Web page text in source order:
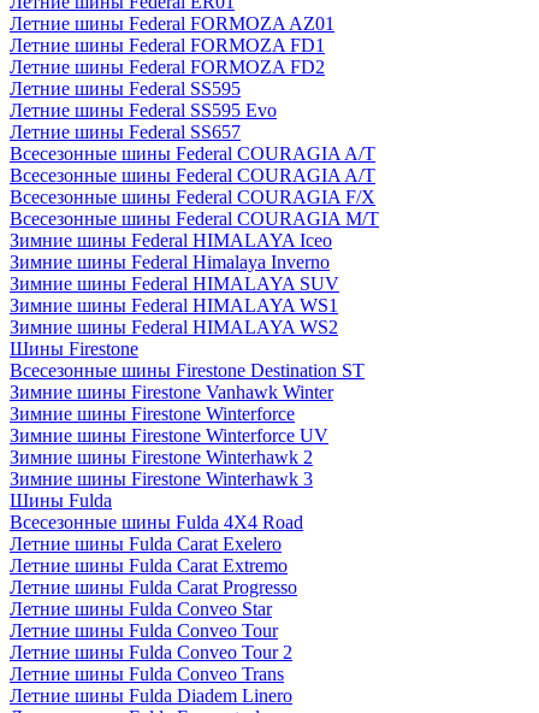
Летние шины Federal FORMOZA AZ01
Летние шины Federal FORMOZA FD1
Летние шины Federal FORMOZA FD2
Летние шины Federal SS595
Летние шины Federal SS595 Evo
Летние шины Federal SS657
Всесезонные шины Federal COURAGIA A/T
Всесезонные шины Federal COURAGIA A/T
Всесезонные шины Federal COURAGIA F/X
Всесезонные шины Federal COURAGIA M/T
Зимние шины Federal HIMALAYA Iceo
Зимние шины Federal Himalaya Inverno
Зимние шины Federal HIMALAYA SUV
Зимние шины Federal HIMALAYA WS1
Зимние шины Federal HIMALAYA WS2
Шины Firestone
Всесезонные шины Firestone Destination ST
Зимние шины Firestone Vanhawk Winter
Зимние шины Firestone Winterforce
Зимние шины Firestone Winterforce UV
Зимние шины Firestone Winterhawk 2
Зимние шины Firestone Winterhawk 3
Шины Fulda
Всесезонные шины Fulda 4X4 Road
Летние шины Fulda Carat Exelero
Летние шины Fulda Carat Extremo
Летние шины Fulda Carat Progresso
Летние шины Fulda Conveo Star
Летние шины Fulda Conveo Tour
Летние шины Fulda Conveo Tour 2
Летние шины Fulda Conveo Trans
Летние шины Fulda Diadem Linero